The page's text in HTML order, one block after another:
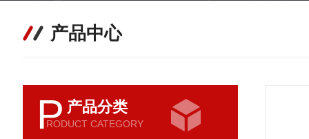
产品中心
P 产品分类
RODUCT CATEGORY